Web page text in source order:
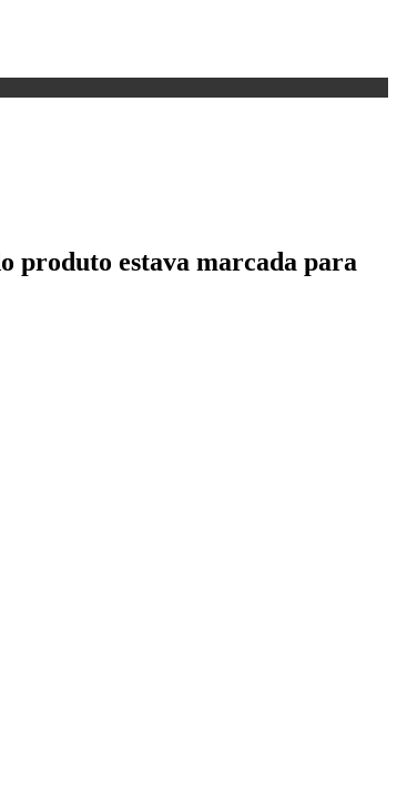
produto estava marcada para